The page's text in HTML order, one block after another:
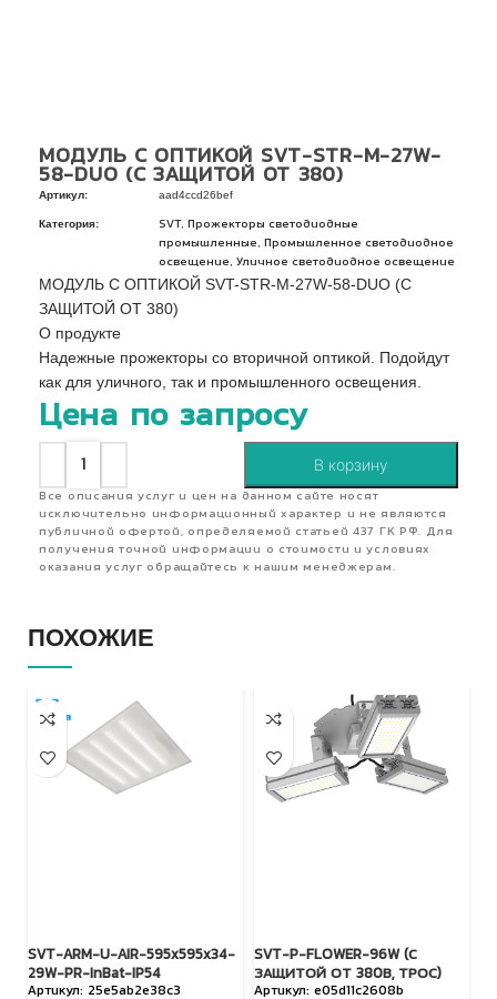
МОДУЛЬ С ОПТИКОЙ SVT-STR-M-27W-
58-DUO (С ЗАЩИТОЙ ОТ 380)
Артикул: aad4ccd26bef
Категория: SVT,
Прожекторы светодиодные
промышленные
Промышленное светодиодное
освещение
Уличное светодиодное освещение
МОДУЛЬ С ОПТИКОЙ SVT-STR-M-27W-58-DUO (С
ЗАЩИТОЙ ОТ 380)
О продукте
Надежные прожекторы со вторичной оптикой. Подойдут
как для уличного, так и промышленного освещения.
Цена по запросу
В корзину
Все описания услуг и цен на данном сайте носят
исключительно информационный характер и не являются
публичной офертой, определяемой статьей 437 ГК РФ. Для
получения точной информации о стоимости и условиях
оказания услуг обращайтесь к нашим менеджерам.
ПОХОЖИЕ
SVT-ARM-U-AIR-595x595x34-
29W-PR-InBat-IP54
25e5ab2e38c3
SVT-P-FLOWER-96W (С
ЗАЩИТОЙ ОТ 380В, ТРОС)
e05d11c2608b